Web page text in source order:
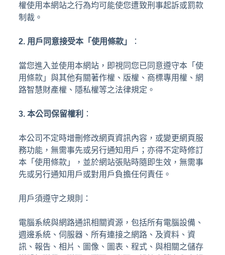
權使用本網站之行為均可能使您遭致刑事起訴或罰款
制裁。
2. 用戶同意接受本「使用條款」 ：
當您進入並使用本網站，即視同您已同意遵守本「使
用條款」與其他有關著作權、版權、商標專用權、網
路智慧財產權、隱私權等之法律規定。
3. 本公司保留權利 ：
本公司不定時增刪修改網頁資訊內容，或變更網頁服
務功能，無需事先或另行通知用戶；亦得不定時修訂
本「使用條款」，並於網站張貼時隨即生效，無需事
先或另行通知用戶或對用戶負擔任何責任。
用戶須遵守之規則：
電腦系統與網路通訊相關資源，包括所有電腦設備、
週邊系統、伺服器、所有連接之網路、及資料、資
訊、報告、相片、圖像、圖表、程式、與相關之儲存